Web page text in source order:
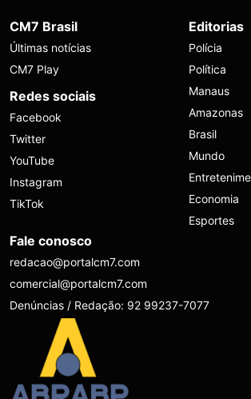
CM7 Brasil
Últimas notícias
CM7 Play
Redes sociais
Facebook
Twitter
YouTube
Instagram
TikTok
Editorias
Polícia
Política
Manaus
Amazonas
Brasil
Mundo
Economia
Esportes
Fale conosco
redacao@portalcm7.com
comercial@portalcm7.com
Denúncias / Redação: 92 99237-7077